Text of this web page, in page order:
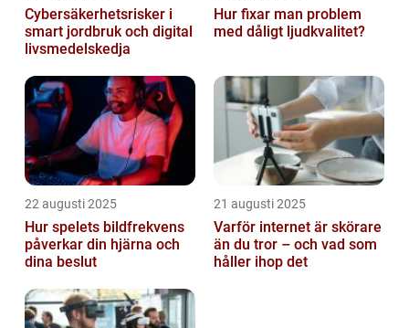
Cybersäkerhetsrisker i
smart jordbruk och digital
livsmedelskedja
Hur fixar man problem
med dåligt ljudkvalitet?
22 augusti 2025
Hur spelets bildfrekvens
påverkar din hjärna och
dina beslut
21 augusti 2025
Varför internet är skörare
än du tror – och vad som
håller ihop det